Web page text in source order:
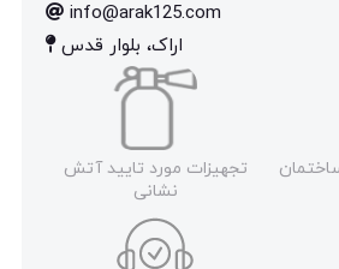
info@arak125.com
اراک، بلوار قدس
تجهیزات مورد تایید آتش